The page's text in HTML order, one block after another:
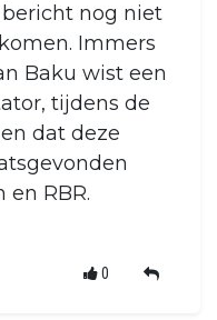
nog niet
Immers
Baku wist een
tijdens de
dat deze
RBR.
0